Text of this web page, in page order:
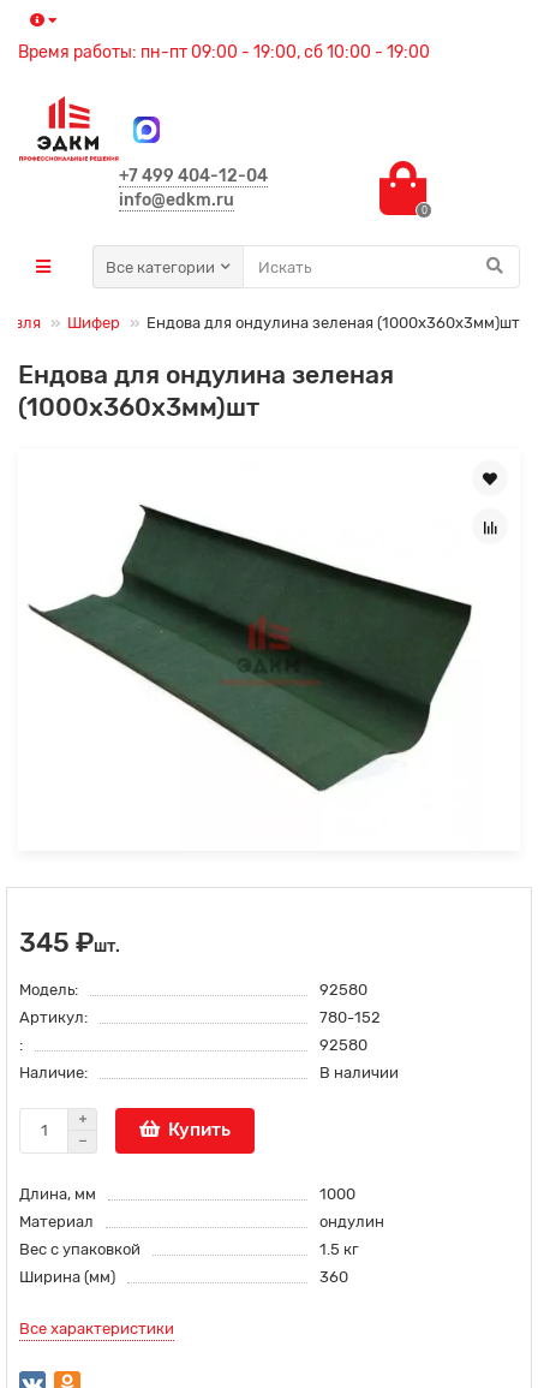
Время работы: пн-пт 09:00 - 19:00, сб 10:00 - 19:00
+7 499 404-12-04
info@edkm.ru
0
Все категории
Шифер Ендова для ондулина зеленая (1000х360х3мм)шт
Ендова для ондулина зеленая
(1000х360х3мм)шт
345 ₽шт.
Модель:
92580
Артикул:
780-152
:
92580
Наличие:
В наличии
Купить
Длина, мм
1000
Материал
ондулин
Вес с упаковкой
1.5 кг
Ширина (мм)
360
Все характеристики